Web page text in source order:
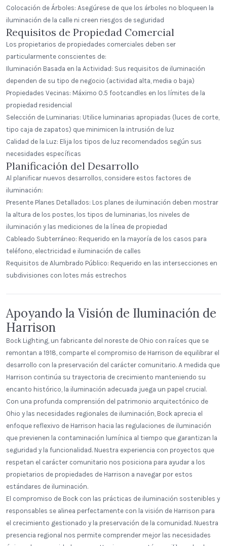
Colocación de Árboles: Asegúrese de que los árboles no bloqueen la
iluminación de la calle ni creen riesgos de seguridad
Requisitos de Propiedad Comercial
Los propietarios de propiedades comerciales deben ser
particularmente conscientes de:
Iluminación Basada en la Actividad: Sus requisitos de iluminación
dependen de su tipo de negocio (actividad alta, media o baja)
Propiedades Vecinas: Máximo 0.5 footcandles en los límites de la
propiedad residencial
Selección de Luminarias: Utilice luminarias apropiadas (luces de corte,
tipo caja de zapatos) que minimicen la intrusión de luz
Calidad de la Luz: Elija los tipos de luz recomendados según sus
necesidades específicas
Planificación del Desarrollo
Al planificar nuevos desarrollos, considere estos factores de
iluminación:
Presente Planes Detallados: Los planes de iluminación deben mostrar
la altura de los postes, los tipos de luminarias, los niveles de
iluminación y las mediciones de la línea de propiedad
Cableado Subterráneo: Requerido en la mayoría de los casos para
teléfono, electricidad e iluminación de calles
Requisitos de Alumbrado Público: Requerido en las intersecciones en
subdivisiones con lotes más estrechos
Apoyando la Visión de Iluminación de
Harrison
Bock Lighting, un fabricante del noreste de Ohio con raíces que se
remontan a 1918, comparte el compromiso de Harrison de equilibrar el
desarrollo con la preservación del carácter comunitario. A medida que
Harrison continúa su trayectoria de crecimiento manteniendo su
encanto histórico, la iluminación adecuada juega un papel crucial.
Con una profunda comprensión del patrimonio arquitectónico de
Ohio y las necesidades regionales de iluminación, Bock aprecia el
enfoque reflexivo de Harrison hacia las regulaciones de iluminación
que previenen la contaminación lumínica al tiempo que garantizan la
seguridad y la funcionalidad. Nuestra experiencia con proyectos que
respetan el carácter comunitario nos posiciona para ayudar a los
propietarios de propiedades de Harrison a navegar por estos
estándares de iluminación.
El compromiso de Bock con las prácticas de iluminación sostenibles y
responsables se alinea perfectamente con la visión de Harrison para
el crecimiento gestionado y la preservación de la comunidad. Nuestra
presencia regional nos permite comprender mejor las necesidades